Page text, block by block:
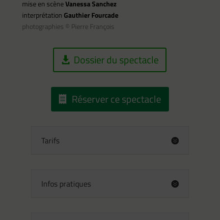
mise en scèneVanessa Sanchez
interprétationGauthier Fourcade
photographies © Pierre François
Dossier du spectacle
Réserver ce spectacle
Tarifs
Infos pratiques